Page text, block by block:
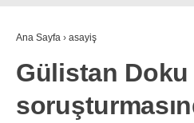
Ana Sayfa › asayiş
Gülistan Doku